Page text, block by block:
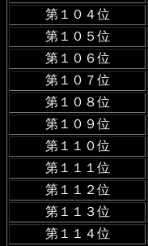
第１０４位
第１０５位
第１０６位
第１０７位
第１０８位
第１０９位
第１１０位
第１１１位
第１１２位
第１１３位
第１１４位